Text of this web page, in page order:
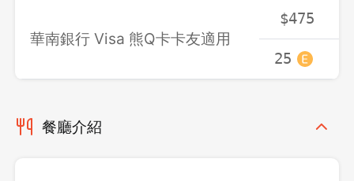
華南銀行 Visa 熊Q卡卡友適用
$475
25
餐廳介紹